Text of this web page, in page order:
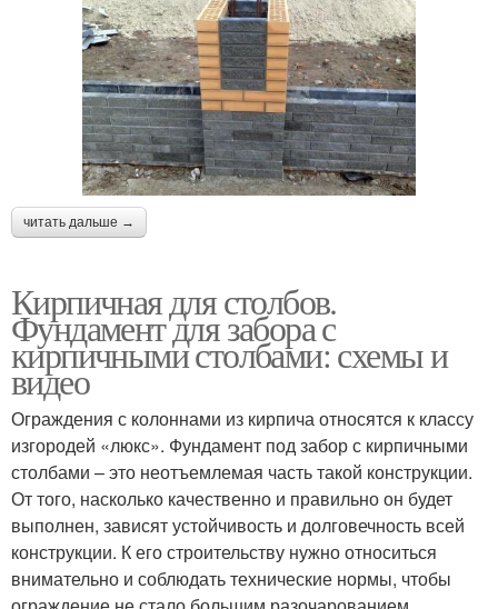
читать дальше →
Кирпичная для столбов.
Фундамент для забора с
кирпичными столбами: схемы и
видео
Ограждения с колоннами из кирпича относятся к классу
изгородей «люкс». Фундамент под забор с кирпичными
столбами – это неотъемлемая часть такой конструкции.
От того, насколько качественно и правильно он будет
выполнен, зависят устойчивость и долговечность всей
конструкции. К его строительству нужно относиться
внимательно и соблюдать технические нормы, чтобы